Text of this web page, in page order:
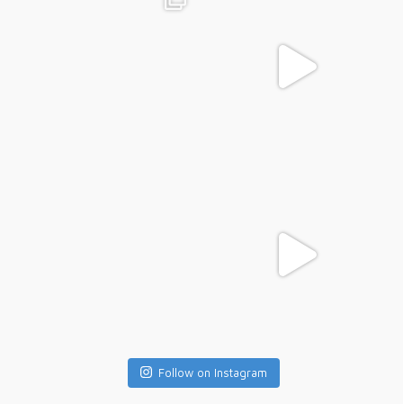
Follow on Instagram